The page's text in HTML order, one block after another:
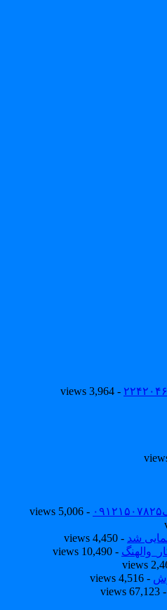
- 3,964 views
- 5,006 views
شد - 4,450 views
- 10,490 views
- 4,516 views
- 67,123 views